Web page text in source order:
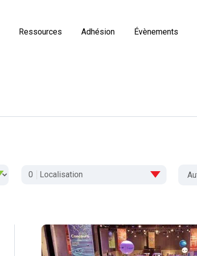
Ressources Adhésion Évènements
0 Localisation